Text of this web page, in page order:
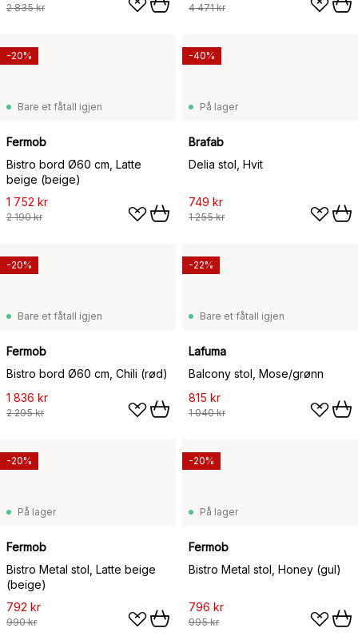
2 835 kr 4 471 kr
Bare et fåtall igjen
Fermob
Bistro bord Ø60 cm, Latte
beige (beige)
1 752 kr
2 190 kr
-20%
På lager
Brafab
Delia stol, Hvit
749 kr
1 255 kr
-40%
Bare et fåtall igjen
Fermob
Bistro bord Ø60 cm, Chili (rød)
1 836 kr
2 295 kr
-20%
Bare et fåtall igjen
Lafuma
Balcony stol, Mose/grønn
815 kr
1 040 kr
-22%
På lager
Fermob
Bistro Metal stol, Latte beige
(beige)
792 kr
990 kr
-20%
På lager
Fermob
Bistro Metal stol, Honey (gul)
796 kr
995 kr
-20%